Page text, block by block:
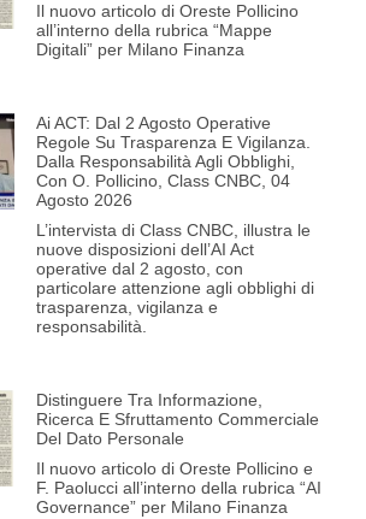
Il nuovo articolo di Oreste Pollicino
all’interno della rubrica “Mappe
Digitali” per Milano Finanza
Ai ACT: Dal 2 Agosto Operative
Regole Su Trasparenza E Vigilanza.
Dalla Responsabilità Agli Obblighi,
Con O. Pollicino, Class CNBC, 04
Agosto 2026
L’intervista di Class CNBC, illustra le
nuove disposizioni dell’AI Act
operative dal 2 agosto, con
particolare attenzione agli obblighi di
trasparenza, vigilanza e
responsabilità.
Distinguere Tra Informazione,
Ricerca E Sfruttamento Commerciale
Del Dato Personale
Il nuovo articolo di Oreste Pollicino e
F. Paolucci all’interno della rubrica “AI
Governance” per Milano Finanza